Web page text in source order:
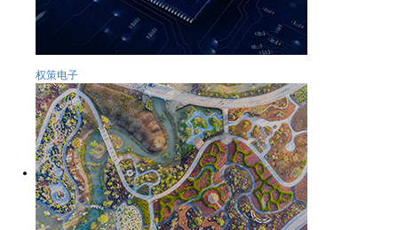
权策电子